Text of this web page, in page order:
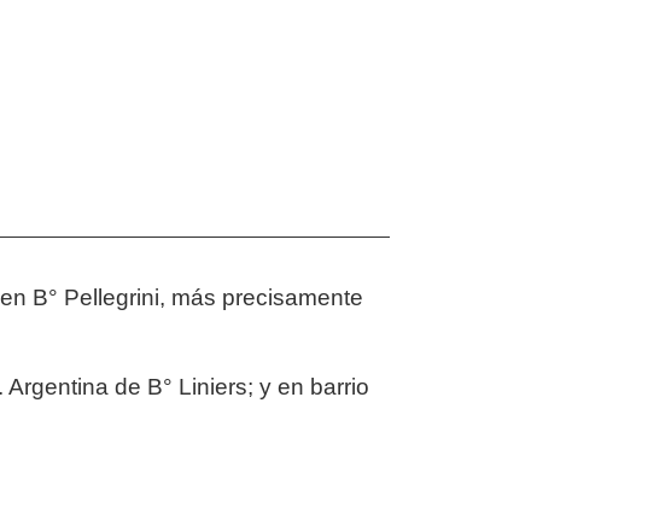
B° Pellegrini, más precisamente
de B° Liniers; y en barrio